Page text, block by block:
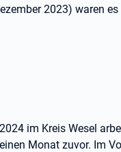
2023) waren
im Kreis Wesel
Monat zuvor. Im